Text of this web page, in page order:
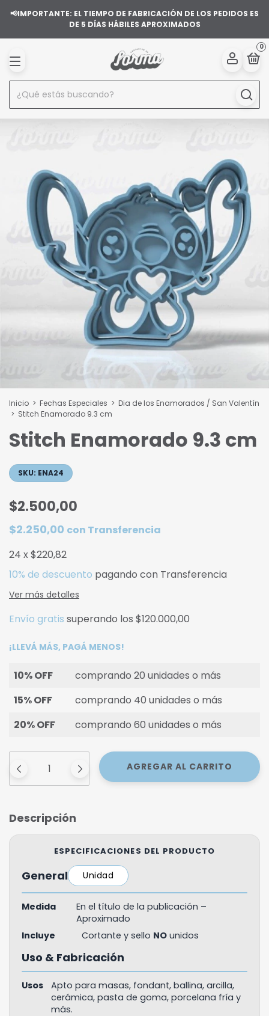
📢IMPORTANTE: EL TIEMPO DE FABRICACIÓN DE LOS PEDIDOS ES
DE 5 DÍAS HÁBILES APROXIMADOS
0
Inicio > Fechas Especiales > Dia de los Enamorados / San Valentín
> Stitch Enamorado 9.3 cm
Stitch Enamorado 9.3 cm
SKU: ENA24
$2.500,00
$2.250,00 con Transferencia
24 x$220,82
10% de descuento pagando con Transferencia
Ver más detalles
Envío gratis superando los $120.000,00
¡LLEVÁ MÁS, PAGÁ MENOS!
10% OFF
comprando 20 unidades o más
15% OFF
comprando 40 unidades o más
20% OFF
comprando 60 unidades o más
Descripción
ESPECIFICACIONES DEL PRODUCTO
General Unidad
Medida
En el título de la publicación –
Aproximado
Incluye
Cortante y sello NO unidos
Uso & Fabricación
Usos
Apto para masas, fondant, ballina, arcilla,
cerámica, pasta de goma, porcelana fría y
más.